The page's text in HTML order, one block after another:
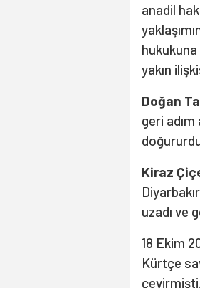
anadil
hukukuna
yakın
Doğan
geri
Kiraz
uzadı ve
18 Ekim
Kürtçe